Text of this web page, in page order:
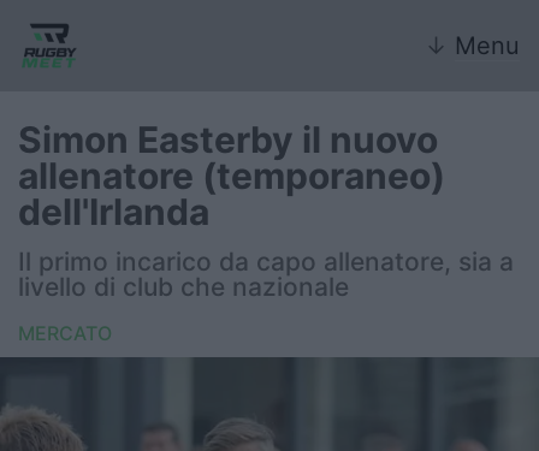
↓ Menu
Nazionale
Nazionali giovanili
FIR
Internazionale
Simon Easterby il nuovo
allenatore (temporaneo)
dell'Irlanda
Il primo incarico da capo allenatore, sia a
livello di club che nazionale
MERCATO